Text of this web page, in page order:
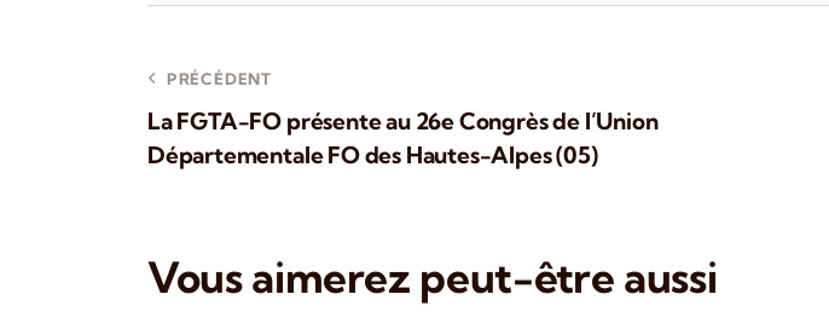
PRÉCÉDENT
La FGTA-FO présente au 26e Congrès de l’Union
Départementale FO des Hautes-Alpes (05)
Vous aimerez peut-être aussi